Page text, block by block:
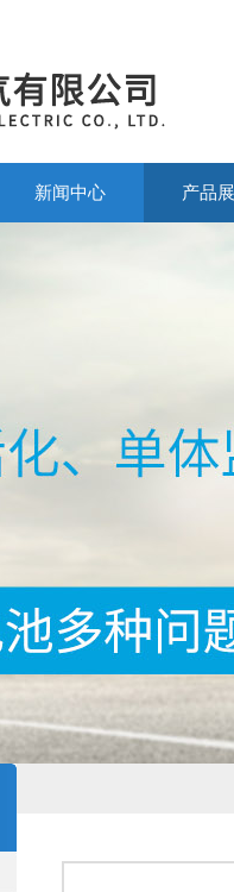
新闻中心 产品